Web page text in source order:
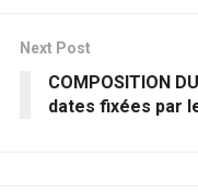
Next Post
COMPOSITION
dates fixées par